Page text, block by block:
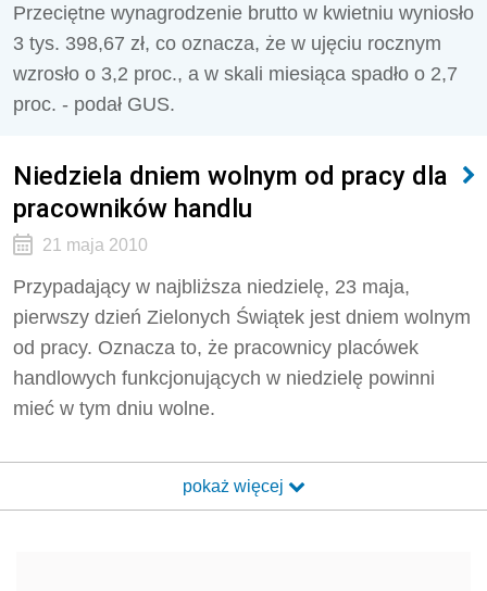
Przeciętne wynagrodzenie brutto w kwietniu wyniosło
3 tys. 398,67 zł, co oznacza, że w ujęciu rocznym
wzrosło o 3,2 proc., a w skali miesiąca spadło o 2,7
proc. - podał GUS.
Niedziela dniem wolnym od pracy dla
pracowników handlu
21 maja 2010
Przypadający w najbliższa niedzielę, 23 maja,
pierwszy dzień Zielonych Świątek jest dniem wolnym
od pracy. Oznacza to, że pracownicy placówek
handlowych funkcjonujących w niedzielę powinni
mieć w tym dniu wolne.
pokaż więcej